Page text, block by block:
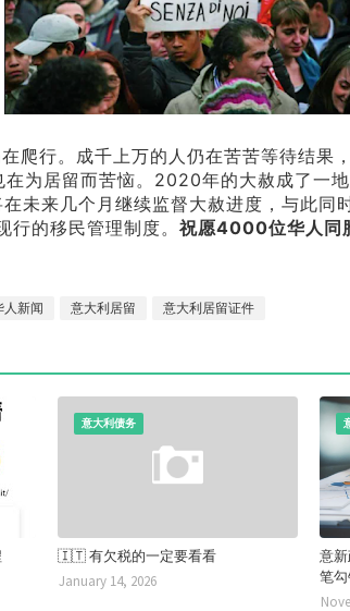
爬行。成千上万的人仍在苦苦等待结果
为居留而苦恼。2020年的大赦成了一
未来几个月继续监督大赦进度，与此同
行的移民管理制度。祝愿4000位华人同
人新闻 意大利居留 意大利居留证件
意大利债务
🇮🇹 有欠税的一定要看看
January 14, 2026
意
笔勾